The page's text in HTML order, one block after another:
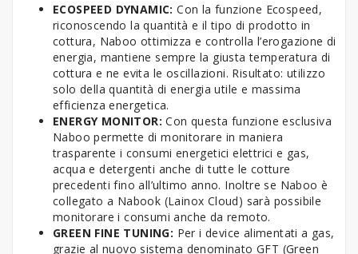
ECOSPEED DYNAMIC:Con la funzione Ecospeed,
riconoscendo la quantità e il tipo di prodotto in
cottura, Naboo ottimizza e controlla l’erogazione di
energia, mantiene sempre la giusta temperatura di
cottura e ne evita le oscillazioni. Risultato: utilizzo
solo della quantità di energia utile e massima
efficienza energetica.
ENERGY MONITOR:Con questa funzione esclusiva
Naboo permette di monitorare in maniera
trasparente i consumi energetici elettrici e gas,
acqua e detergenti anche di tutte le cotture
precedenti fino all’ultimo anno. Inoltre se Naboo è
collegato a Nabook (Lainox Cloud) sarà possibile
monitorare i consumi anche da remoto.
GREEN FINE TUNING: Per i device alimentati a gas,
grazie al nuovo sistema denominato GFT (Green